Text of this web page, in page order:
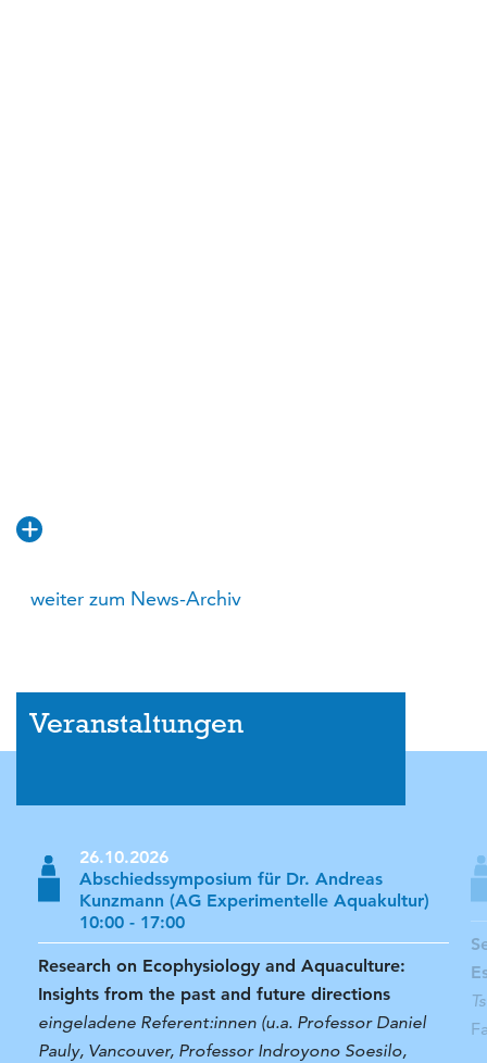
weiter zum News-Archiv
Veranstaltungen
26.10.2026
Abschiedssymposium für Dr. Andreas
Kunzmann (AG Experimentelle Aquakultur)
10:00 - 17:00
Research on Ecophysiology and Aquaculture:
Insights from the past and future directions
eingeladene Referent:innen (u.a. Professor Daniel
Pauly, Vancouver, Professor Indroyono Soesilo,